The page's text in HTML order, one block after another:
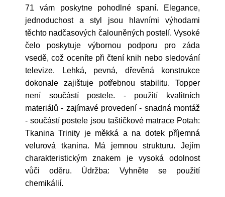
71 vám poskytne pohodlné spaní. Elegance,
jednoduchost a styl jsou hlavními výhodami
těchto nadčasových čalouněných postelí. Vysoké
čelo poskytuje výbornou podporu pro záda
vsedě, což oceníte při čtení knih nebo sledování
televize. Lehká, pevná, dřevěná konstrukce
dokonale zajištuje potřebnou stabilitu. Topper
není součástí postele. - použití kvalitních
materiálů - zajímavé provedení - snadná montáž
- součástí postele jsou taštičkové matrace Potah:
Tkanina Trinity je měkká a na dotek příjemná
velurová tkanina. Má jemnou strukturu. Jejím
charakteristickým znakem je vysoká odolnost
vůči oděru. Údržba: Vyhněte se použití
chemikálií.